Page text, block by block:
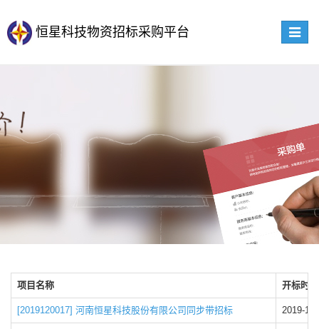
Toggle
恒星科技物资招标采购平台
项目名称 开标时间
[2019120017] 河南恒星科技股份有限公司同步带招标 2019-